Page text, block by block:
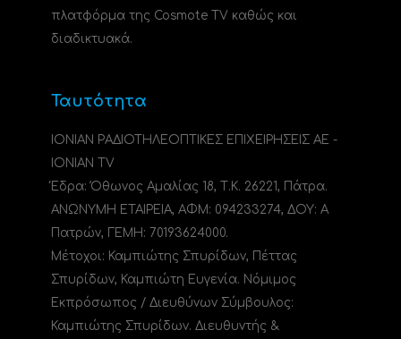
πλατφόρμα της Cosmote TV καθώς και
διαδικτυακά.
Ταυτότητα
ΙΟΝΙΑΝ ΡΑΔΙΟΤΗΛΕΟΠΤΙΚΕΣ ΕΠΙΧΕΙΡΗΣΕΙΣ ΑΕ -
IONIAN TV
Έδρα: Όθωνος Αμαλίας 18, Τ.Κ. 26221, Πάτρα.
ΑΝΩΝΥΜΗ ΕΤΑΙΡΕΙΑ, ΑΦΜ: 094233274, ΔΟΥ: A
Πατρών, ΓΕΜΗ: 70193624000.
Μέτοχοι: Καμπιώτης Σπυρίδων, Πέττας
Σπυρίδων, Καμπιώτη Ευγενία. Νόμιμος
Εκπρόσωπος / Διευθύνων Σύμβουλος:
Καμπιώτης Σπυρίδων. Διευθυντής &